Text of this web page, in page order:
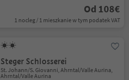
Od 108€
1 nocleg / 1 mieszkanie w tym podatek VAT
Steger Schlosserei
St. Johann/S. Giovanni, Ahrntal/Valle Aurina,
Ahrntal/Valle Aurina